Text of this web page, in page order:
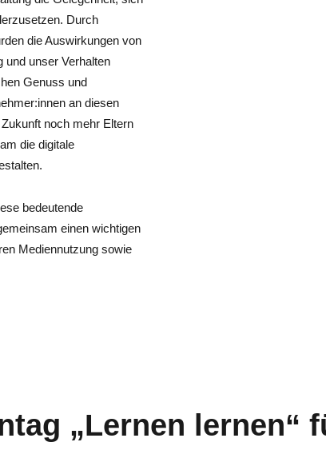
Durch
die Auswirkungen von
und unser Verhalten
Genuss und
an diesen
noch mehr Eltern
die digitale
bedeutende
einen wichtigen
Mediennutzung sowie
„Lernen lernen“